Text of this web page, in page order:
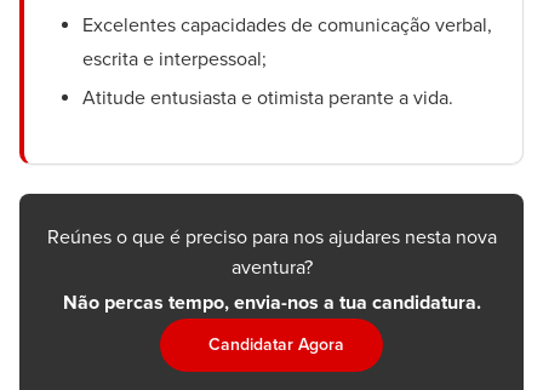
Excelentes capacidades de comunicação verbal,
escrita e interpessoal;
Atitude entusiasta e otimista perante a vida.
Reúnes o que é preciso para nos ajudares nesta nova
aventura?
Não percas tempo, envia-nos a tua candidatura.
Candidatar Agora